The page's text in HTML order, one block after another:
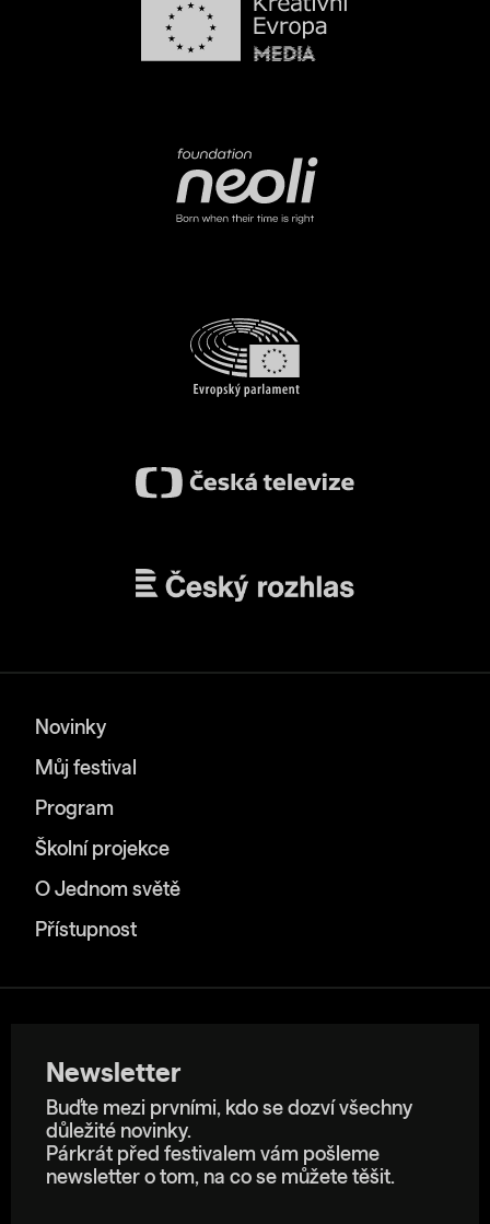
Novinky
Můj festival
Program
Školní projekce
O Jednom světě
Přístupnost
Newsletter
Buďte mezi prvními, kdo se dozví všechny
důležité novinky.
Párkrát před festivalem vám pošleme
newsletter o tom, na co se můžete těšit.